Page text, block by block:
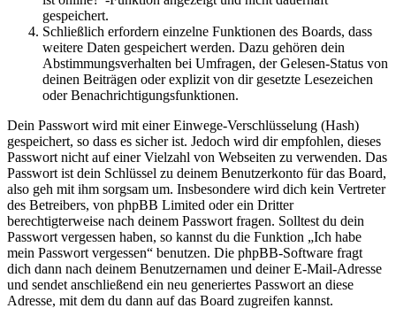
gespeichert.
Schließlich erfordern einzelne Funktionen des Boards, dass
weitere Daten gespeichert werden. Dazu gehören dein
Abstimmungsverhalten bei Umfragen, der Gelesen-Status von
deinen Beiträgen oder explizit von dir gesetzte Lesezeichen
oder Benachrichtigungsfunktionen.
Dein Passwort wird mit einer Einwege-Verschlüsselung (Hash)
gespeichert, so dass es sicher ist. Jedoch wird dir empfohlen, dieses
Passwort nicht auf einer Vielzahl von Webseiten zu verwenden. Das
Passwort ist dein Schlüssel zu deinem Benutzerkonto für das Board,
also geh mit ihm sorgsam um. Insbesondere wird dich kein Vertreter
des Betreibers, von phpBB Limited oder ein Dritter
berechtigterweise nach deinem Passwort fragen. Solltest du dein
Passwort vergessen haben, so kannst du die Funktion „Ich habe
mein Passwort vergessen“ benutzen. Die phpBB-Software fragt
dich dann nach deinem Benutzernamen und deiner E-Mail-Adresse
und sendet anschließend ein neu generiertes Passwort an diese
Adresse, mit dem du dann auf das Board zugreifen kannst.